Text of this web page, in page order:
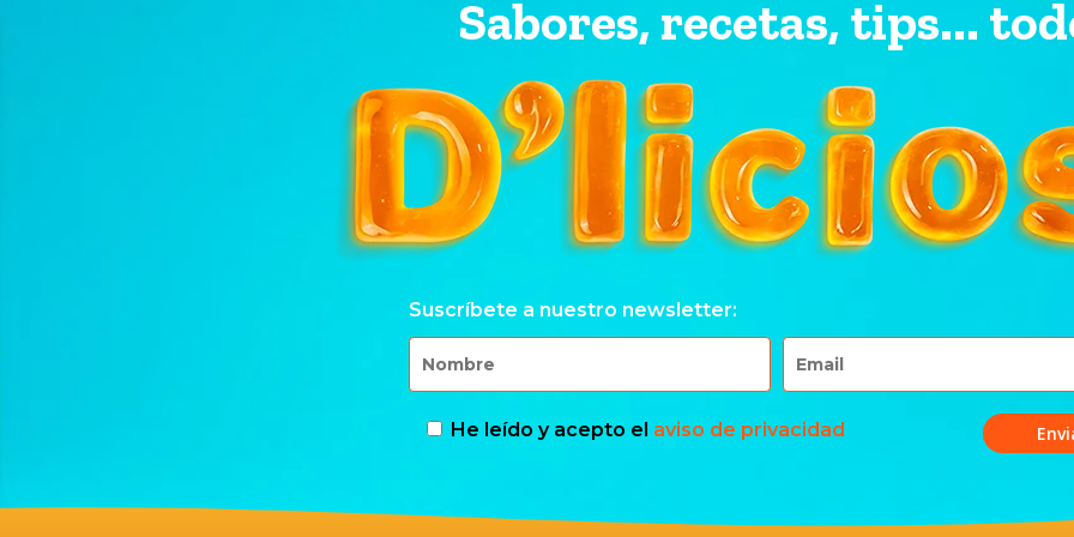
Sabores, recetas, tips...
Suscríbete a nuestro newsletter:
He leído y acepto el aviso de privacidad